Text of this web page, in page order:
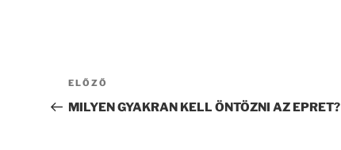
Bejegyzés
navigáció
Korábbi
bejegyzés
ELŐZŐ
MILYEN GYAKRAN KELL ÖNTÖZNI AZ EPRET?